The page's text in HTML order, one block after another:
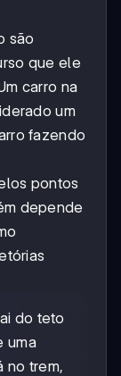
são
que ele
carro na
um
fazendo
pontos
depende
do teto
uma
no trem,